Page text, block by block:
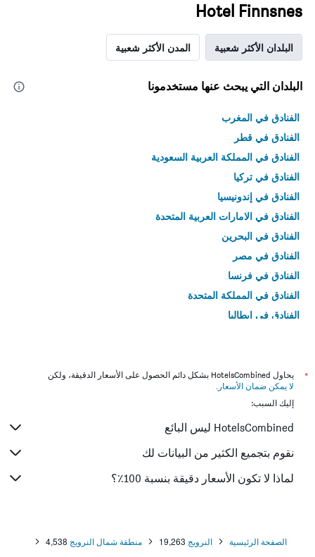
Hotel Finnsnes
البلدان الأكثر شعبية المدن الأكثر شعبية
البلدان التي يبحث عنها مستخدمونا
الفنادق في المغرب
الفنادق في قطر
الفنادق في المملكة العربية السعودية
الفنادق في تركيا
الفنادق في إندونيسيا
الفنادق في الامارات العربية المتحدة
الفنادق في البحرين
الفنادق في مصر
الفنادق في فرنسا
الفنادق في المملكة المتحدة
الفنادق في إيطاليا
*
يحاول HotelsCombined بشكل دائم الحصول على الأسعار الدقيقة، ولكن
لا يمكن ضمان الأسعار .
إليك السبب:
HotelsCombined ليس البائع
نقوم بتجميع الكثير من البيانات لك
لماذا لا تكون الأسعار دقيقة بنسبة 100٪؟
الصفحة الرئيسية النرويج 19,263 منطقة شمال النرويج 4,538